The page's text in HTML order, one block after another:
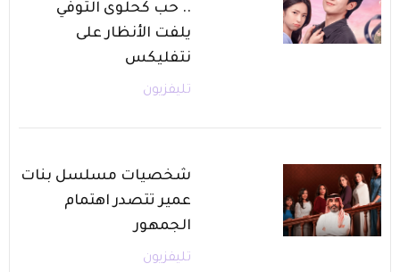
.. حب كحلوى التوفي
يلفت الأنظار على
نتفليكس
تليفزيون
شخصيات مسلسل بنات
عمير تتصدر اهتمام
الجمهور
تليفزيون